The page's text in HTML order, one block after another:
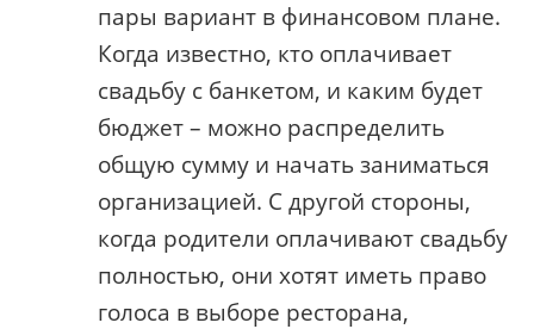
пары вариант в финансовом плане.
Когда известно, кто оплачивает
свадьбу с банкетом, и каким будет
бюджет – можно распределить
общую сумму и начать заниматься
организацией. С другой стороны,
когда родители оплачивают свадьбу
полностью, они хотят иметь право
голоса в выборе ресторана,